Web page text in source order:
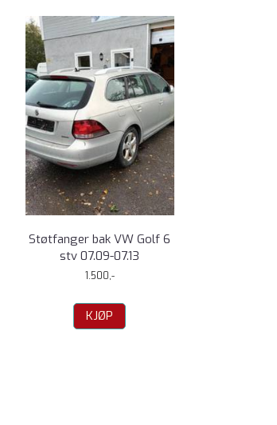
Støtfanger bak VW Golf 6
stv 07.09-07.13
1.500,-
KJØP